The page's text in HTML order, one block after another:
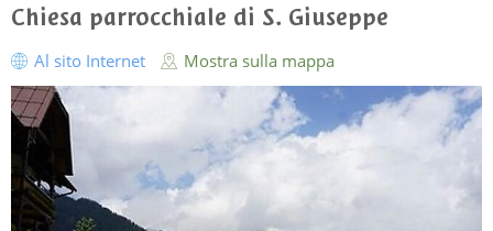
Chiesa parrocchiale di S. Giuseppe
Al sito Internet Mostra sulla mappa